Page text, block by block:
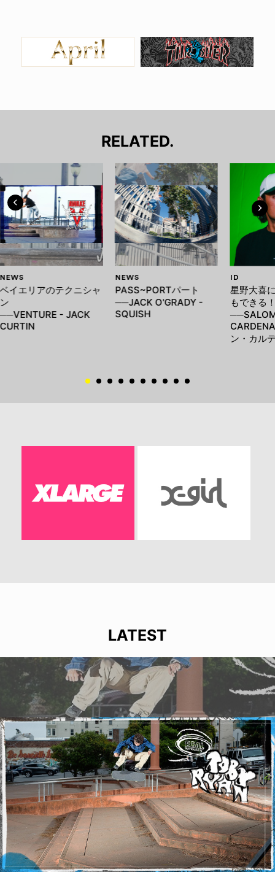
RELATED.
NEWS
ベイエリアのテクニシャ
ン
──VENTURE - JACK
CURTIN
NEWS
PASS~PORTパート
──JACK O'GRADY -
SQUISH
ID
星野大喜
もできる
ン・カル
LATEST